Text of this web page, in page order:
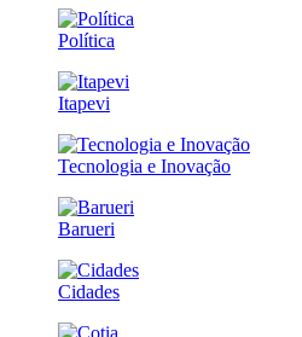
Política
Itapevi
Tecnologia e Inovação
Barueri
Cidades